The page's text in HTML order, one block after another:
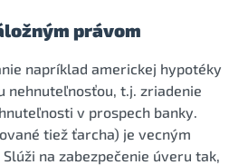
právom
napríklad americkej hypotéky
nehnuteľnosťou, t.j. zriadenie
v prospech banky.
tiež ťarcha) je vecným
na zabezpečenie úveru tak,